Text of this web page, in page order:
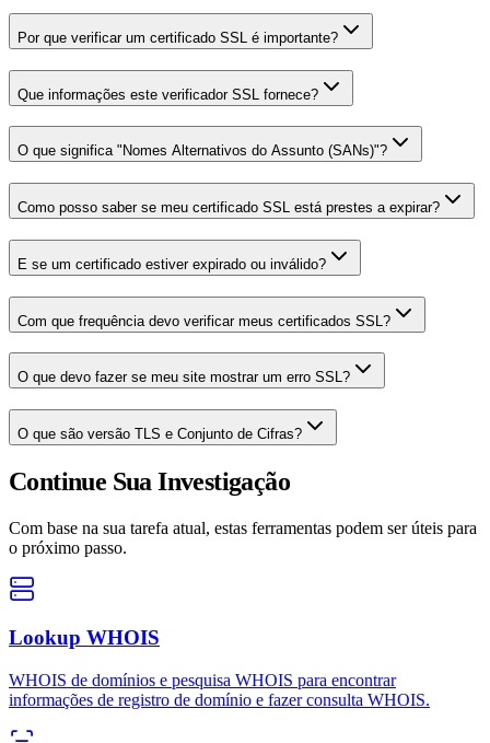
Por que verificar um certificado SSL é importante?
Que informações este verificador SSL fornece?
O que significa "Nomes Alternativos do Assunto (SANs)"?
Como posso saber se meu certificado SSL está prestes a expirar?
E se um certificado estiver expirado ou inválido?
Com que frequência devo verificar meus certificados SSL?
O que devo fazer se meu site mostrar um erro SSL?
O que são versão TLS e Conjunto de Cifras?
Continue Sua Investigação
Com base na sua tarefa atual, estas ferramentas podem ser úteis para
o próximo passo.
Lookup WHOIS
WHOIS de domínios e pesquisa WHOIS para encontrar
informações de registro de domínio e fazer consulta WHOIS.